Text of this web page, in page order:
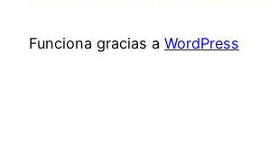
Funciona gracias a WordPress